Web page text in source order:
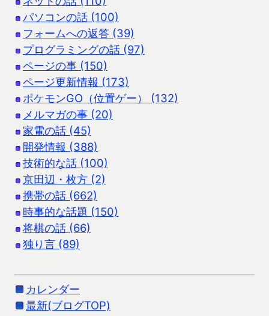
パソコンの話 (100)
フォームへの返答 (39)
プログラミングの話 (97)
ページの事 (150)
ページ更新情報 (173)
ポケモンGO（位置ゲー） (132)
メルマガの事 (20)
家電の話 (45)
開発情報 (388)
技術的な話 (100)
京田辺・枚方 (2)
携帯の話 (662)
時事的な話題 (150)
将棋の話 (66)
独り言 (89)
カレンダー
最新(ブログTOP)